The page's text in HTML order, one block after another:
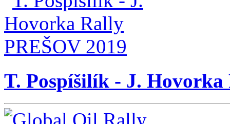
T. Pospíšilík - J. Hovorka